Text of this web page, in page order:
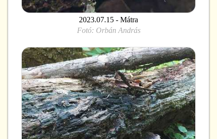
2023.07.15 - Mátra
Fotó: Orbán András